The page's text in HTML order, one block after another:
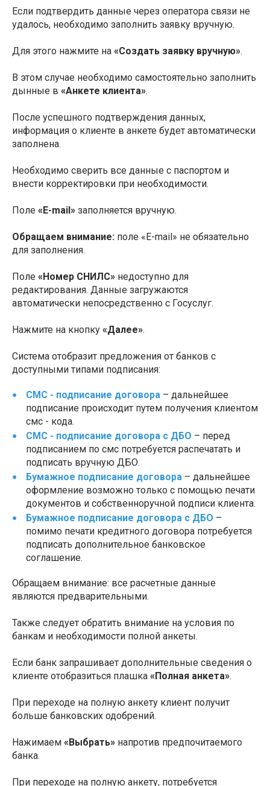
Если подтвердить данные через оператора связи не
удалось, необходимо заполнить заявку вручную.
Для этого нажмите на «Создать заявку вручную».
В этом случае необходимо самостоятельно заполнить
дынные в «Анкете клиента».
После успешного подтверждения данных,
информация о клиенте в анкете будет автоматически
заполнена.
Необходимо сверить все данные с паспортом и
внести корректировки при необходимости.
Поле «E-mail» заполняется вручную.
Обращаем внимание: поле «E-mail» не обязательно
для заполнения.
Поле «Номер СНИЛС» недоступно для
редактирования. Данные загружаются
автоматически непосредственно с Госуслуг.
Нажмите на кнопку «Далее».
Система отобразит предложения от банков с
доступными типами подписания:
СМС - подписание договора– дальнейшее
подписание происходит путем получения клиентом
смс - кода.
СМС - подписание договора с ДБО – перед
подписанием по смс потребуется распечатать и
подписать вручную ДБО.
Бумажное подписание договора– дальнейшее
оформление возможно только с помощью печати
документов и собственноручной подписи клиента.
Бумажное подписание договора с ДБО –
помимо печати кредитного договора потребуется
подписать дополнительное банковское
соглашение.
Обращаем внимание: все расчетные данные
являются предварительными.
Также следует обратить внимание на условия по
банкам и необходимости полной анкеты.
Если банк запрашивает дополнительные сведения о
клиенте отобразиться плашка «Полная анкета».
При переходе на полную анкету клиент получит
больше банковских одобрений.
Нажимаем «Выбрать» напротив предпочитаемого
банка.
При переходе на полную анкету, потребуется